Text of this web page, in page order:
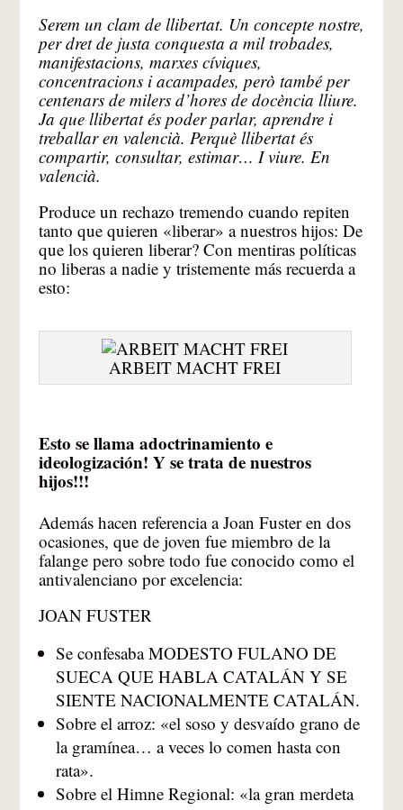
Serem un clam de llibertat. Un concepte nostre,
per dret de justa conquesta a mil trobades,
manifestacions, marxes cíviques,
concentracions i acampades, però també per
centenars de milers d’hores de docència lliure.
Ja que llibertat és poder parlar, aprendre i
treballar en valencià. Perquè llibertat és
compartir, consultar, estimar… I viure. En
valencià.
Produce un rechazo tremendo cuando repiten
tanto que quieren «liberar» a nuestros hijos: De
que los quieren liberar? Con mentiras políticas
no liberas a nadie y tristemente más recuerda a
esto:
ARBEIT MACHT FREI
Esto se llama adoctrinamiento e
ideologización! Y se trata de nuestros
hijos!!!
Además hacen referencia a Joan Fuster en dos
ocasiones, que de joven fue miembro de la
falange pero sobre todo fue conocido como el
antivalenciano por excelencia:
JOAN FUSTER
Se confesaba MODESTO FULANO DE
SUECA QUE HABLA CATALÁN Y SE
SIENTE NACIONALMENTE CATALÁN.
Sobre el arroz: «el soso y desvaído grano de
la gramínea… a veces lo comen hasta con
rata».
Sobre el Himne Regional: «la gran merdeta